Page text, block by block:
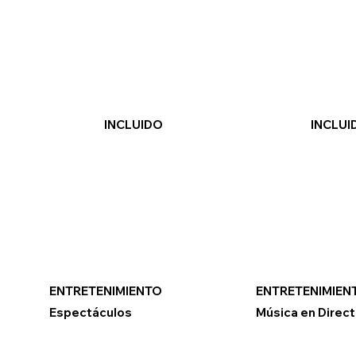
ENTRETENIMIENTO
Espectáculos
INCLUIDO
Música en